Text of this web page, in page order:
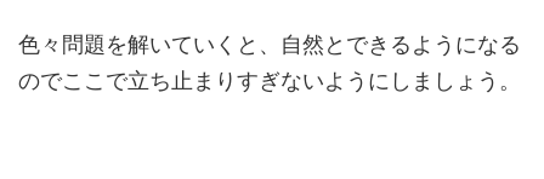
色々問題を解いていくと、自然とできるようになる
のでここで立ち止まりすぎないようにしましょう。